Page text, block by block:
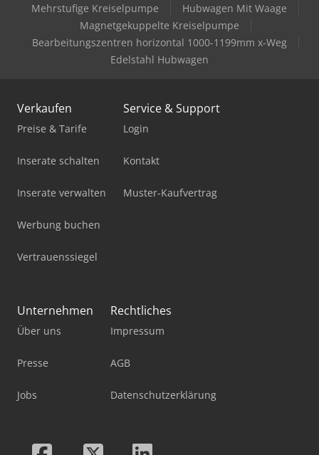
Mehrstufige Kreiselpumpe
Hubwagen Mit Waage
Magnetgekuppelte Kreiselpumpe
Bearbeitungszentren horizontal 1000-1199mm x-Weg
Edelstahl Hubwagen
Verkaufen
Preise & Tarife
Inserate schalten
Inserate verwalten
Werbung buchen
Vertrauenssiegel
Service & Support
Login
Kontakt
Muster-Kaufvertrag
Unternehmen
Über uns
Presse
Jobs
Rechtliches
Impressum
AGB
Datenschutzerklärung